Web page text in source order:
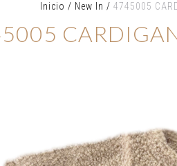
Inicio / New In / 4745005